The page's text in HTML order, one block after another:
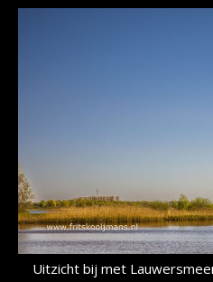
Uitzicht bij met